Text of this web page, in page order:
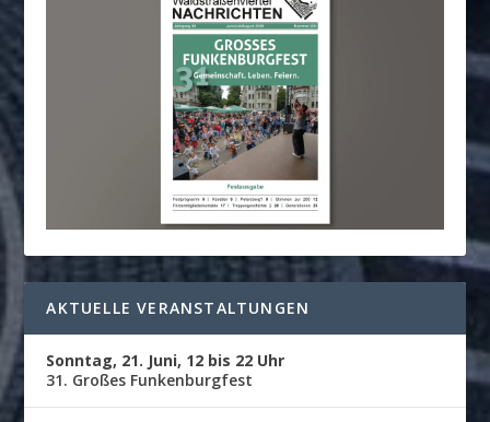
AKTUELLE VERANSTALTUNGEN
Sonntag, 21. Juni, 12 bis 22 Uhr
31. Großes Funkenburgfest